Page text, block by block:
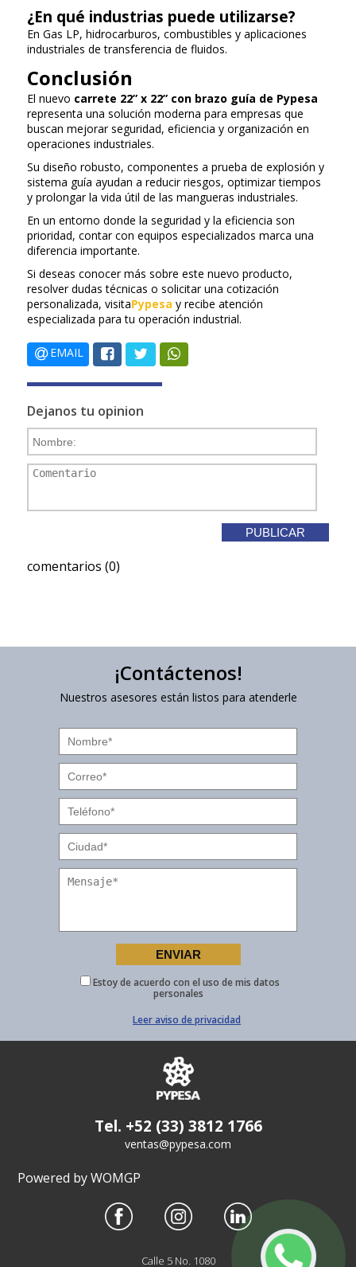
¿En qué industrias puede utilizarse?
En Gas LP, hidrocarburos, combustibles y aplicaciones
industriales de transferencia de fluidos.
Conclusión
El nuevo carrete 22” x 22” con brazo guía de Pypesa
representa una solución moderna para empresas que
buscan mejorar seguridad, eficiencia y organización en
operaciones industriales.
Su diseño robusto, componentes a prueba de explosión y
sistema guía ayudan a reducir riesgos, optimizar tiempos
y prolongar la vida útil de las mangueras industriales.
En un entorno donde la seguridad y la eficiencia son
prioridad, contar con equipos especializados marca una
diferencia importante.
Si deseas conocer más sobre este nuevo producto,
resolver dudas técnicas o solicitar una cotización
personalizada, visitaPypesa y recibe atención
especializada para tu operación industrial.
EMAIL
Dejanos tu opinion
comentarios (0)
¡Contáctenos!
Nuestros asesores están listos para atenderle
Estoy de acuerdo con el uso de mis datos
personales
Leer aviso de privacidad
Tel. +52 (33) 3812 1766
ventas@pypesa.com
Powered by WOMGP
Calle 5 No. 1080